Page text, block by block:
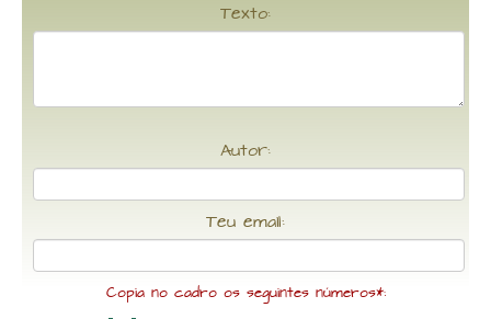
Texto:
Autor:
Teu email:
Copia no cadro os seguintes números*: